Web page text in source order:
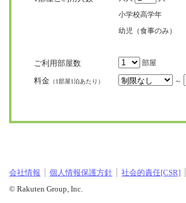
小学校高学年
幼児（食事のみ）
ご利用部屋数 部屋
料金 （1部屋1泊あたり） ～
会社情報 個人情報保護方針 社会的責任[CSR]
© Rakuten Group, Inc.